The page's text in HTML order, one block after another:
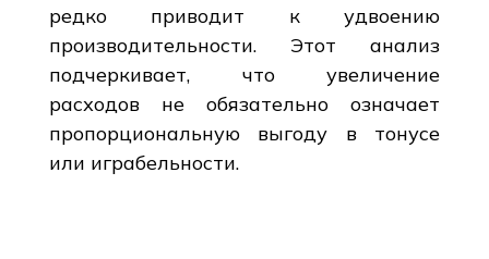
редко приводит к удвоению
производительности. Этот анализ
подчеркивает, что увеличение
расходов не обязательно означает
пропорциональную выгоду в тонусе
или играбельности.